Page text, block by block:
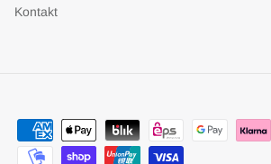
Kontakt